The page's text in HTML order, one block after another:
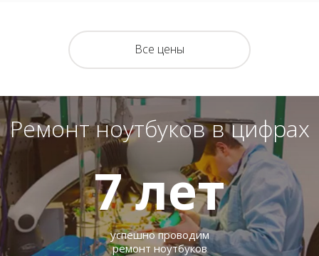
Все цены
Ремонт ноутбуков в цифрах
7лет
успешно проводим
ремонт ноутбуков